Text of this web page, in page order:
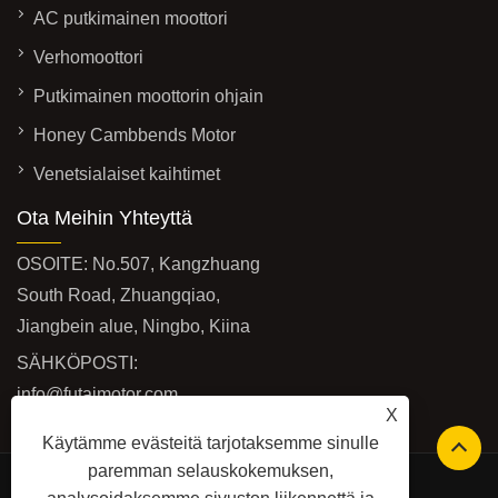
X
Käytämme evästeitä tarjotaksemme sinulle
paremman selauskokemuksen,
AC putkimainen moottori
Verhomoottori
Putkimainen moottorin ohjain
Honey Cambbends Motor
Venetsialaiset kaihtimet
Ota Meihin Yhteyttä
OSOITE: No.507, Kangzhuang
South Road, Zhuangqiao,
Jiangbein alue, Ningbo, Kiina
SÄHKÖPOSTI:
info@futaimotor.com
Safety Edge (toinen tuotteemme)